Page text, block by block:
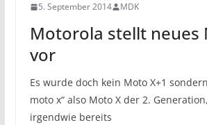
5. September 2014 MDK
Motorola stellt neues
vor
Es wurde doch kein Moto X+1
moto x“ also Moto X der 2.
irgendwie bereits